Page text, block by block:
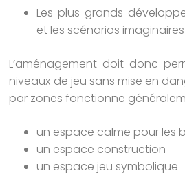
Les plus grands
et les scénarios imaginaires
L’aménagement doit donc
niveaux de jeu sans mise en
par zones fonctionne
un espace calme pour les
un espace construction
un espace jeu symbolique